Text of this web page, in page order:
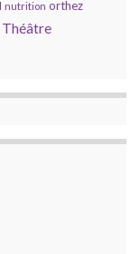
nutrition orthez
Théâtre